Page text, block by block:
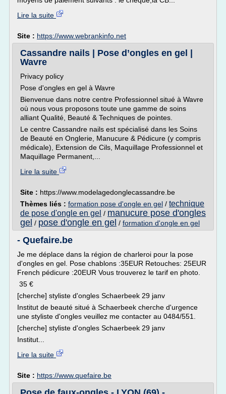
Lire la suite
Site : https://www.webrankinfo.net
Cassandre nails | Pose d’ongles en gel |
Wavre
Privacy policy
Pose d'ongles en gel à Wavre
Bienvenue dans notre centre Professionnel situé à Wavre
où nous vous proposons toute une gamme de soins
alliant Qualité, Beauté & Techniques de pointes.
Le centre Cassandre nails est spécialisé dans les Soins
de Beauté en Onglerie, Manucure & Pédicure (y compris
médicale), Extension de Cils, Maquillage Professionnel et
Maquillage Permanent,...
Lire la suite
Site : https://www.modelagedonglecassandre.be
Thèmes liés : formation pose d'ongle en gel / technique
de pose d'ongle en gel / manucure pose d'ongles
gel / pose d'ongle en gel / formation d'ongle en gel
- Quefaire.be
Je me déplace dans la région de charleroi pour la pose
d'ongles en gel. Pose chablons :35EUR Retouches: 25EUR
French pédicure :20EUR Vous trouverez le tarif en photo.
35 €
[cherche] styliste d'ongles Schaerbeek 29 janv
Institut de beauté situé à Schaerbeek cherche d'urgence
une styliste d'ongles veuillez me contacter au 0484/551.
[cherche] styliste d'ongles Schaerbeek 29 janv
Institut...
Lire la suite
Site : https://www.quefaire.be